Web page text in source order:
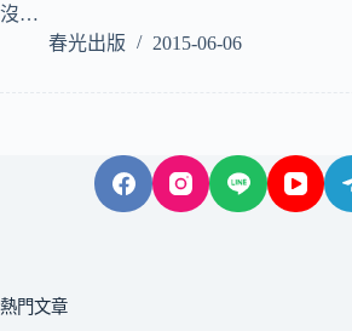
沒…
春光出版
2015-06-06
熱門文章